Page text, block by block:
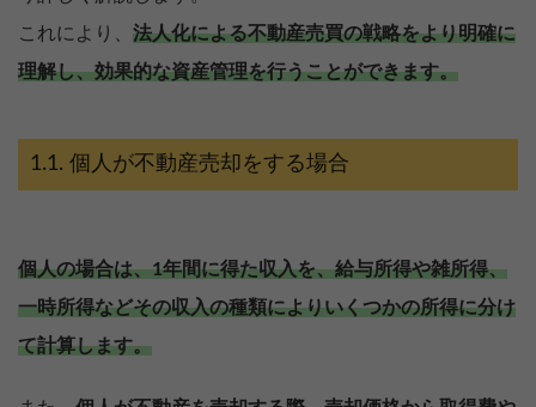
これにより、 法人化による不動産売買の戦略をより明確に
理解し、効果的な資産管理を行うことができます。
個人が不動産売却をする場合
個人の場合は、1年間に得た収入を、給与所得や雑所得、
一時所得などその収入の種類によりいくつかの所得に分け
て計算します。